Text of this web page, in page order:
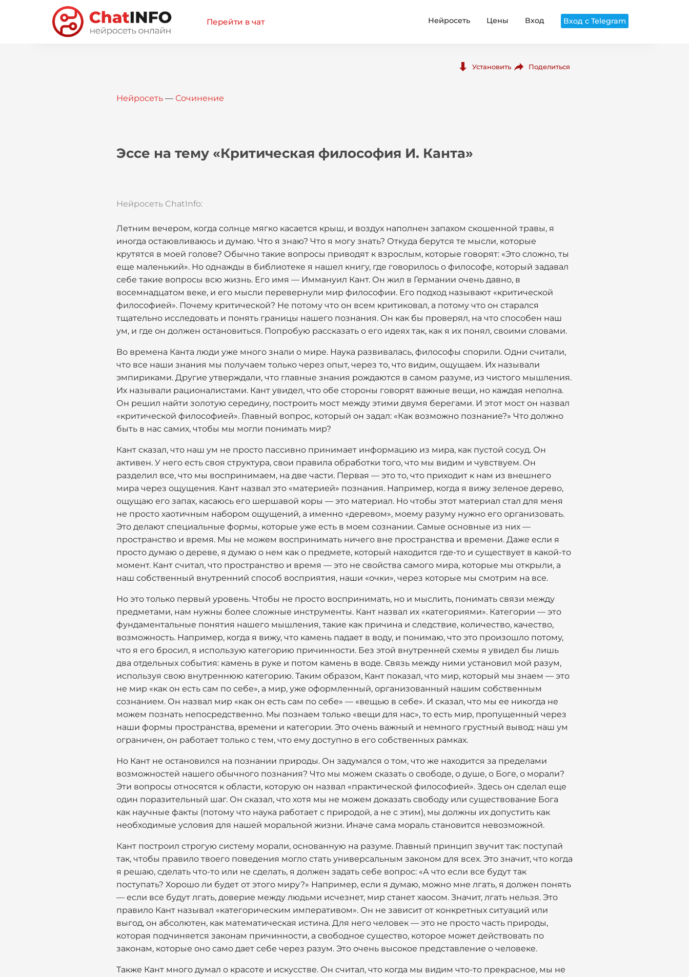
Перейти в чат Нейросеть Цены Вход Вход с Telegram
Установить Поделиться
Нейросеть — Сочинение
Эссе на тему «Критическая философия И. Канта»
Нейросеть ChatInfo:
Летним вечером, когда солнце мягко касается крыш, и воздух наполнен запахом скошенной травы, я
иногда остаювливаюсь и думаю. Что я знаю? Что я могу знать? Откуда берутся те мысли, которые
крутятся в моей голове? Обычно такие вопросы приводят к взрослым, которые говорят: «Это сложно, ты
еще маленький». Но однажды в библиотеке я нашел книгу, где говорилось о философе, который задавал
себе такие вопросы всю жизнь. Его имя — Иммануил Кант. Он жил в Германии очень давно, в
восемнадцатом веке, и его мысли перевернули мир философии. Его подход называют «критической
философией». Почему критической? Не потому что он всем критиковал, а потому что он старался
тщательно исследовать и понять границы нашего познания. Он как бы проверял, на что способен наш
ум, и где он должен остановиться. Попробую рассказать о его идеях так, как я их понял, своими словами.
Во времена Канта люди уже много знали о мире. Наука развивалась, философы спорили. Одни считали,
что все наши знания мы получаем только через опыт, через то, что видим, ощущаем. Их называли
эмпириками. Другие утверждали, что главные знания рождаются в самом разуме, из чистого мышления.
Их называли рационалистами. Кант увидел, что обе стороны говорят важные вещи, но каждая неполна.
Он решил найти золотую середину, построить мост между этими двумя берегами. И этот мост он назвал
«критической философией». Главный вопрос, который он задал: «Как возможно познание?» Что должно
быть в нас самих, чтобы мы могли понимать мир?
Кант сказал, что наш ум не просто пассивно принимает информацию из мира, как пустой сосуд. Он
активен. У него есть своя структура, свои правила обработки того, что мы видим и чувствуем. Он
разделил все, что мы воспринимаем, на две части. Первая — это то, что приходит к нам из внешнего
мира через ощущения. Кант назвал это «материей» познания. Например, когда я вижу зеленое дерево,
ощущаю его запах, касаюсь его шершавой коры — это материал. Но чтобы этот материал стал для меня
не просто хаотичным набором ощущений, а именно «деревом», моему разуму нужно его организовать.
Это делают специальные формы, которые уже есть в моем сознании. Самые основные из них —
пространство и время. Мы не можем воспринимать ничего вне пространства и времени. Даже если я
просто думаю о дереве, я думаю о нем как о предмете, который находится где-то и существует в какой-то
момент. Кант считал, что пространство и время — это не свойства самого мира, которые мы открыли, а
наш собственный внутренний способ восприятия, наши «очки», через которые мы смотрим на все.
Но это только первый уровень. Чтобы не просто воспринимать, но и мыслить, понимать связи между
предметами, нам нужны более сложные инструменты. Кант назвал их «категориями». Категории — это
фундаментальные понятия нашего мышления, такие как причина и следствие, количество, качество,
возможность. Например, когда я вижу, что камень падает в воду, и понимаю, что это произошло потому,
что я его бросил, я использую категорию причинности. Без этой внутренней схемы я увидел бы лишь
два отдельных события: камень в руке и потом камень в воде. Связь между ними установил мой разум,
используя свою внутреннюю категорию. Таким образом, Кант показал, что мир, который мы знаем — это
не мир «как он есть сам по себе», а мир, уже оформленный, организованный нашим собственным
сознанием. Он назвал мир «как он есть сам по себе» — «вещью в себе». И сказал, что мы ее никогда не
можем познать непосредственно. Мы познаем только «вещи для нас», то есть мир, пропущенный через
наши формы пространства, времени и категории. Это очень важный и немного грустный вывод: наш ум
ограничен, он работает только с тем, что ему доступно в его собственных рамках.
Но Кант не остановился на познании природы. Он задумался о том, что же находится за пределами
возможностей нашего обычного познания? Что мы можем сказать о свободе, о душе, о Боге, о морали?
Эти вопросы относятся к области, которую он назвал «практической философией». Здесь он сделал еще
один поразительный шаг. Он сказал, что хотя мы не можем доказать свободу или существование Бога
как научные факты (потому что наука работает с природой, а не с этим), мы должны их допустить как
необходимые условия для нашей моральной жизни. Иначе сама мораль становится невозможной.
Кант построил строгую систему морали, основанную на разуме. Главный принцип звучит так: поступай
так, чтобы правило твоего поведения могло стать универсальным законом для всех. Это значит, что когда
я решаю, сделать что-то или не сделать, я должен задать себе вопрос: «А что если все будут так
поступать? Хорошо ли будет от этого миру?» Например, если я думаю, можно мне лгать, я должен понять
— если все будут лгать, доверие между людьми исчезнет, мир станет хаосом. Значит, лгать нельзя. Это
правило Кант называл «категорическим императивом». Он не зависит от конкретных ситуаций или
выгод, он абсолютен, как математическая истина. Для него человек — это не просто часть природы,
которая подчиняется законам причинности, а свободное существо, которое может действовать по
законам, которые оно само дает себе через разум. Это очень высокое представление о человеке.
Также Кант много думал о красоте и искусстве. Он считал, что когда мы видим что-то прекрасное, мы не